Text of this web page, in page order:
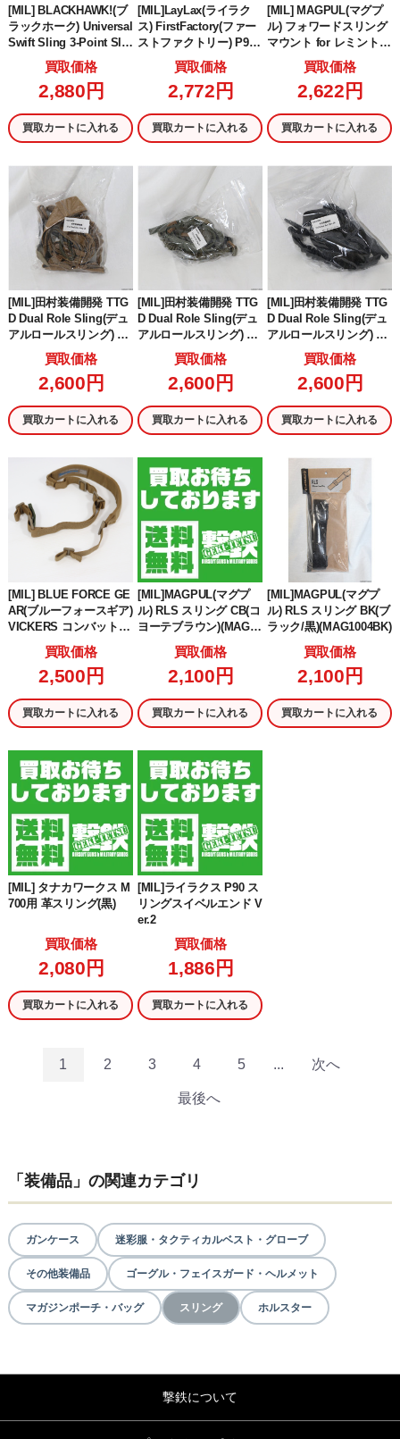
[MIL] BLACKHAWK!(ブ
ラックホーク) Universal
Swift Sling 3-Point Slin
g -ユニバーサル スイフ
トスリング 3ポイントス
リング -(70GS17BK)
買取価格
2,880円
買取カートに入れる
[MIL]LayLax(ライラク
ス) FirstFactory(ファー
ストファクトリー) P90
スリングスイベルエン
ド NEO
買取価格
2,772円
買取カートに入れる
[MIL] MAGPUL(マグプ
ル) フォワードスリング
マウント for レミントン
M870 & モスバーグM80
0/590(旧パッケージ)(MA
G508-BLK)
買取価格
2,622円
買取カートに入れる
[MIL]田村装備開発 TTG
D Dual Role Sling(デュ
アルロールスリング) CB
(コヨーテブラウン)
買取価格
2,600円
買取カートに入れる
[MIL]田村装備開発 TTG
D Dual Role Sling(デュ
アルロールスリング) R
G(レンジャーグリーン)
買取価格
2,600円
買取カートに入れる
[MIL]田村装備開発 TTG
D Dual Role Sling(デュ
アルロールスリング) BK
(ブラック/黒)
買取価格
2,600円
買取カートに入れる
[MIL] BLUE FORCE GE
AR(ブルーフォースギア)
VICKERS コンバットア
プリケーションスリン
グ CB(VCAS-200-DA-C
買取価格
2,500円
買取カートに入れる
[MIL]MAGPUL(マグプ
ル) RLS スリング CB(コ
ヨーテブラウン)(MAG10
買取価格
2,100円
買取カートに入れる
[MIL]MAGPUL(マグプ
ル) RLS スリング BK(ブ
ラック/黒)(MAG1004BK)
買取価格
2,100円
買取カートに入れる
[MIL] タナカワークス M
700用 革スリング(黒)
買取価格
2,080円
買取カートに入れる
[MIL]ライラクス P90 ス
リングスイベルエンド V
er.2
買取価格
1,886円
買取カートに入れる
1 2 3 4 5 ... 次へ
最後へ
「装備品」の関連カテゴリ
ガンケース 迷彩服・タクティカルベスト・グローブ
その他装備品 ゴーグル・フェイスガード・ヘルメット
マガジンポーチ・バッグ スリング ホルスター
撃鉄について